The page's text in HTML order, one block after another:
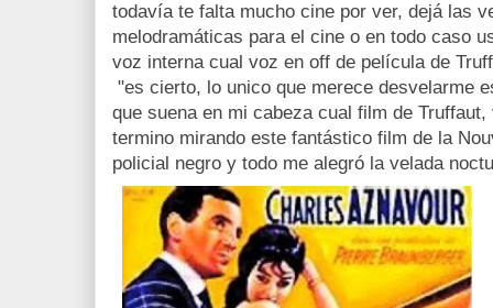
todavía te falta mucho cine por ver, dejá las
melodramáticas para el cine o en todo caso
voz interna cual voz en off de película de
"es cierto, lo unico que merece desvelarme
que suena en mi cabeza cual film de
termino mirando este fantástico film de la
policial negro y todo me alegró la velada